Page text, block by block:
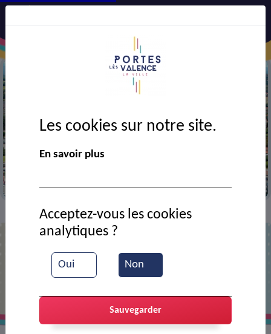
> Contact >ZINGUERIE PORTOISE
ZINGUERIE PORTOISE
Les cookies sur notre site.
En savoir plus
Oui Non
Acceptez-vous les cookies
analytiques ?
Sauvegarder